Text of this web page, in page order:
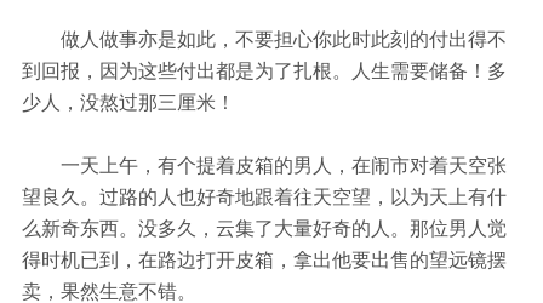
做人做事亦是如此，不要担心你此时此刻的付出得不
到回报，因为这些付出都是为了扎根。人生需要储备！多
少人，没熬过那三厘米！
一天上午，有个提着皮箱的男人，在闹市对着天空张
望良久。过路的人也好奇地跟着往天空望，以为天上有什
么新奇东西。没多久，云集了大量好奇的人。那位男人觉
得时机已到，在路边打开皮箱，拿出他要出售的望远镜摆
卖，果然生意不错。